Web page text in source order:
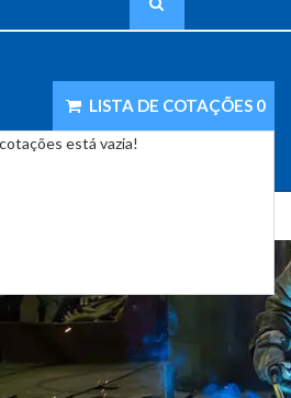
LISTA DE COTAÇÕES 0
está vazia!